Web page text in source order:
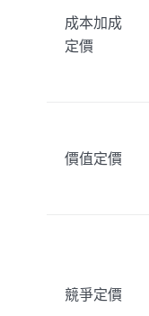
成本加成
定價
價值定價
競爭定價